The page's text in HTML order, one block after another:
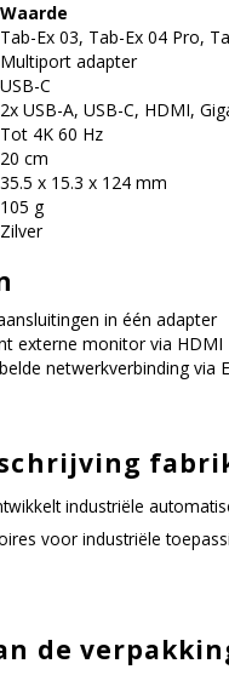
Waarde
Tab-Ex 03, Tab-Ex 04 Pro,
Multiport adapter
USB-C
2x USB-A, USB-C, HDMI,
Tot 4K 60 Hz
20 cm
35.5 x 15.3 x 124 mm
105 g
Zilver
in één adapter
externe monitor via HDMI
netwerkverbinding via
industriële
voor industriële
de